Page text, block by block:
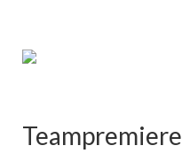
Teampremiere